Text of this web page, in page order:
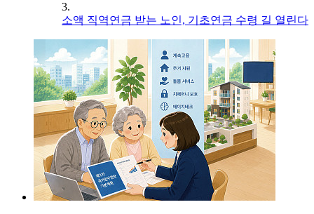
3.
소액 직역연금 받는 노인, 기초연금 수령 길 열린다